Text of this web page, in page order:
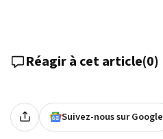
Réagir à cet article(0)
Suivez-nous sur Google